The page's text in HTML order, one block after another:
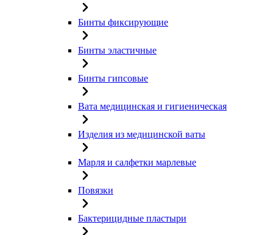
Бинты фиксирующие
Бинты эластичные
Бинты гипсовые
Вата медицинская и гигиеническая
Изделия из медицинской ваты
Марля и салфетки марлевые
Повязки
Бактерицидные пластыри